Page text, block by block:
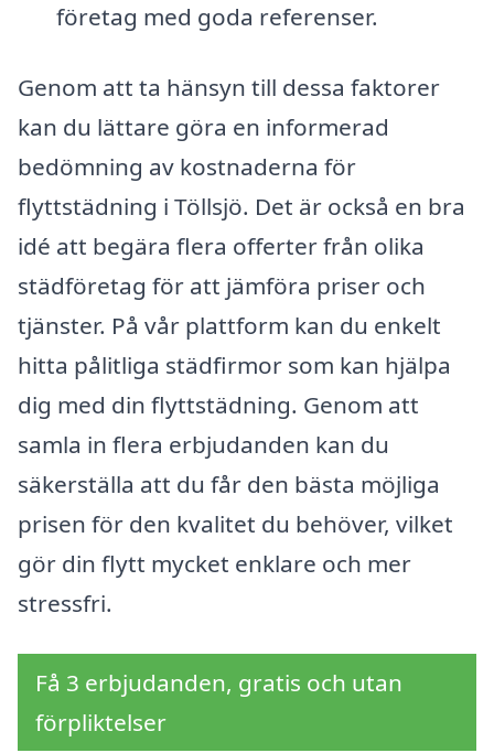
företag med goda referenser.
Genom att ta hänsyn till dessa faktorer
kan du lättare göra en informerad
bedömning av kostnaderna för
flyttstädning i Töllsjö. Det är också en bra
idé att begära flera offerter från olika
städföretag för att jämföra priser och
tjänster. På vår plattform kan du enkelt
hitta pålitliga städfirmor som kan hjälpa
dig med din flyttstädning. Genom att
samla in flera erbjudanden kan du
säkerställa att du får den bästa möjliga
prisen för den kvalitet du behöver, vilket
gör din flytt mycket enklare och mer
stressfri.
Få 3 erbjudanden, gratis och utan
förpliktelser